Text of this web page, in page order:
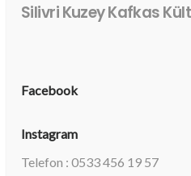
Silivri Kuzey Kafkas
Facebook
Instagram
Telefon : 0533 456 19 57